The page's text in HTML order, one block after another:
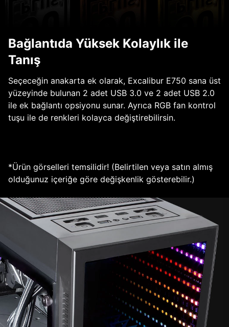
Bağlantıda Yüksek Kolaylık ile
Tanış
Seçeceğin anakarta ek olarak, Excalibur E750 sana üst
yüzeyinde bulunan 2 adet USB 3.0 ve 2 adet USB 2.0
ile ek bağlantı opsiyonu sunar. Ayrıca RGB fan kontrol
tuşu ile de renkleri kolayca değiştirebilirsin.
*Ürün görselleri temsilidir! (Belirtilen veya satın almış
olduğunuz içeriğe göre değişkenlik gösterebilir.)